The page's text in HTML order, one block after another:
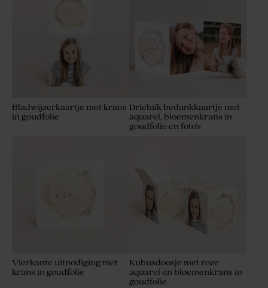
Bladwijzerkaartje met krans
in goudfolie
Drieluik bedankkaartje met
aquarel, bloemenkrans in
goudfolie en foto's
Vierkante uitnodiging met
krans in goudfolie
Kubusdoosje met roze
aquarel en bloemenkrans in
goudfolie